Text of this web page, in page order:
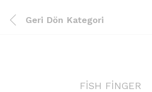
Geri Dön Kategori
FİSH FİNGER